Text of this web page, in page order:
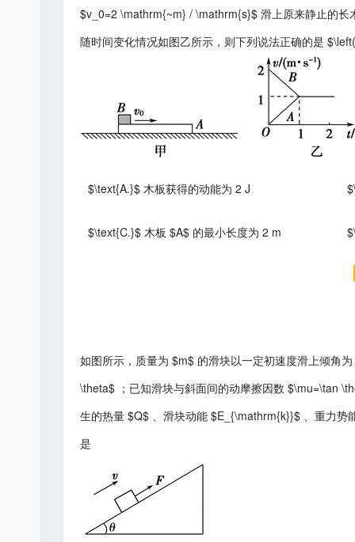
$v_0=2 \mathrm{~m} / \mathrm{s}$ 滑上原来静止的
随时间变化情况如图乙所示，则下列说法正确的是
$\text{A.}$ 木板获得的动能为 2 J
$\text{C.}$ 木板 $A$ 的最小长度为 2 m
如图所示，质量为 $m$ 的滑块以一定初速度滑上倾角
\theta$ ；已知滑块与斜面间的动摩擦因数 $\mu=\tan
生的热量 $Q$ 、滑块动能 $E_{\mathrm{k}}$ 、重力
是